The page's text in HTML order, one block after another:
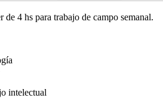
de 4 hs para trabajo de campo semanal.
intelectual